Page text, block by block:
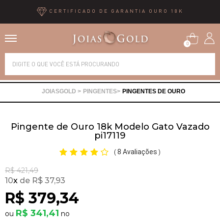
CERTIFICADO DE GARANTIA OURO 18K
0
PINGENTES PINGENTES DE OURO
Pingente de Ouro 18k Modelo Gato Vazado
pi17119
( 8 Avaliações )
R$ 421,49
R$ 379,34
10x R$ 37,93
R$ 341,41
Alianças
Brincos
Pingentes